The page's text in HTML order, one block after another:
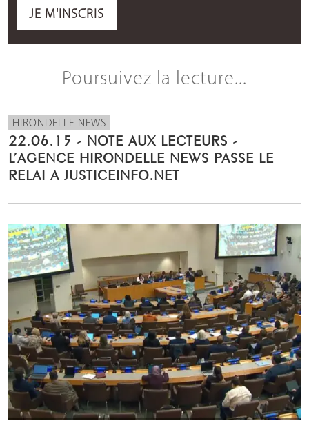
JE M'INSCRIS
Poursuivez la lecture...
HIRONDELLE NEWS
22.06.15 - NOTE AUX LECTEURS -
L’AGENCE HIRONDELLE NEWS PASSE LE
RELAI A JUSTICEINFO.NET